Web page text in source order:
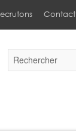
Contact
par
la